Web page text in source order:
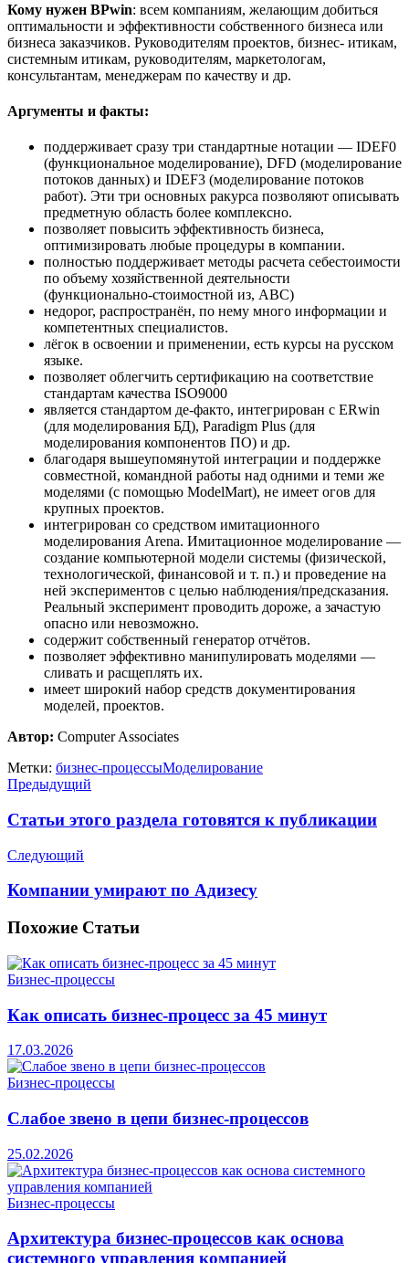
Кому нужен BPwin: всем компаниям, желающим добиться
оптимальности и эффективности собственного бизнеса или
бизнеса заказчиков. Руководителям проектов, бизнес- итикам,
системным итикам, руководителям, маркетологам,
консультантам, менеджерам по качеству и др.
Аргументы и факты:
поддерживает сразу три стандартные нотации — IDEF0
(функциональное моделирование), DFD (моделирование
потоков данных) и IDEF3 (моделирование потоков
работ). Эти три основных ракурса позволяют описывать
предметную область более комплексно.
позволяет повысить эффективность бизнеса,
оптимизировать любые процедуры в компании.
полностью поддерживает методы расчета себестоимости
по объему хозяйственной деятельности
(функционально-стоимостной из, ABC)
недорог, распространён, по нему много информации и
компетентных специалистов.
лёгок в освоении и применении, есть курсы на русском
языке.
позволяет облегчить сертификацию на соответствие
стандартам качества ISO9000
является стандартом де-факто, интегрирован с ERwin
(для моделирования БД), Paradigm Plus (для
моделирования компонентов ПО) и др.
благодаря вышеупомянутой интеграции и поддержке
совместной, командной работы над одними и теми же
моделями (с помощью ModelMart), не имеет огов для
крупных проектов.
интегрирован со средством имитационного
моделирования Arena. Имитационное моделирование —
создание компьютерной модели системы (физической,
технологической, финансовой и т. п.) и проведение на
ней экспериментов с целью наблюдения/предсказания.
Реальный эксперимент проводить дороже, а зачастую
опасно или невозможно.
содержит собственный генератор отчётов.
позволяет эффективно манипулировать моделями —
сливать и расщеплять их.
имеет широкий набор средств документирования
моделей, проектов.
Автор: Computer Associates
Метки: бизнес-процессыМоделирование
Предыдущий
Статьи этого раздела готовятся к публикации
Следующий
Компании умирают по Адизесу
Похожие Статьи
Бизнес-процессы
Как описать бизнес-процесс за 45 минут
17.03.2026
Бизнес-процессы
Слабое звено в цепи бизнес-процессов
25.02.2026
Бизнес-процессы
Архитектура бизнес-процессов как основа
системного управления компанией